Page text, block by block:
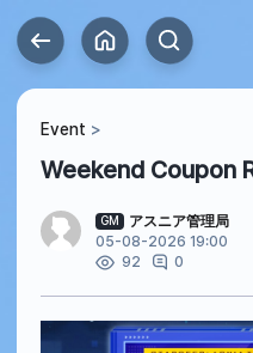
Event
Weekend Coupon
GM
アスニア管理局
05-08-2026 19:00
92
0